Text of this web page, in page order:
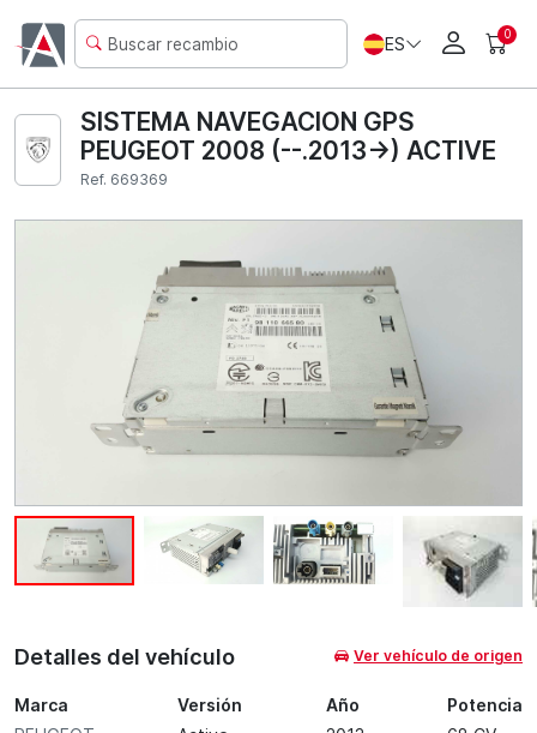
ES 0
SISTEMA NAVEGACION GPS
PEUGEOT 2008 (--.2013->) ACTIVE
Ref. 669369
Detalles del vehículo Ver vehículo de origen
Marca
Versión
Año
Potencia